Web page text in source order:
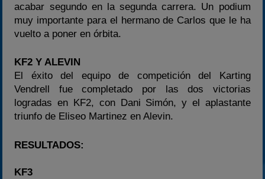
acabar segundo en la segunda carrera. Un podium
muy importante para el hermano de Carlos que le ha
vuelto a poner en órbita.
KF2 Y ALEVIN
El éxito del equipo de competición del Karting
Vendrell fue completado por las dos victorias
logradas en KF2, con Dani Simón, y el aplastante
triunfo de Eliseo Martinez en Alevin.
RESULTADOS:
KF3